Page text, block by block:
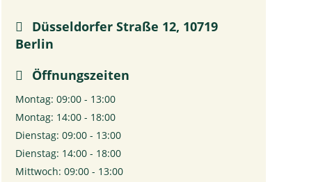
Düsseldorfer Straße 12, 10719
Berlin
Öffnungszeiten
Montag: 09:00 - 13:00
Montag: 14:00 - 18:00
Dienstag: 09:00 - 13:00
Dienstag: 14:00 - 18:00
Mittwoch: 09:00 - 13:00